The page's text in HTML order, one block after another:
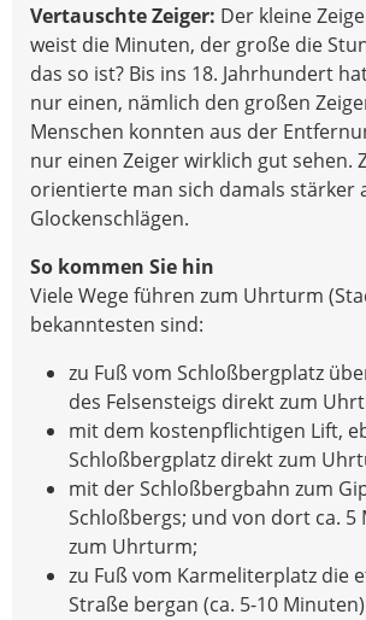
Vertauschte Zeiger: Der kleine
weist die Minuten, der große die
das so ist? Bis ins 18. Jahrhundert
nur einen, nämlich den großen
Menschen konnten aus der
nur einen Zeiger wirklich gut sehen.
orientierte man sich damals stärker
Glockenschlägen.
So kommen Sie hin
Viele Wege führen zum Uhrturm
bekanntesten sind:
zu Fuß vom Schloßbergplatz
des Felsensteigs direkt zum
mit dem kostenpflichtigen Lift,
Schloßbergplatz direkt zum
mit der Schloßbergbahn zum
Schloßbergs; und von dort ca. 5
zum Uhrturm;
zu Fuß vom Karmeliterplatz die
Straße bergan (ca. 5-10 Minuten)